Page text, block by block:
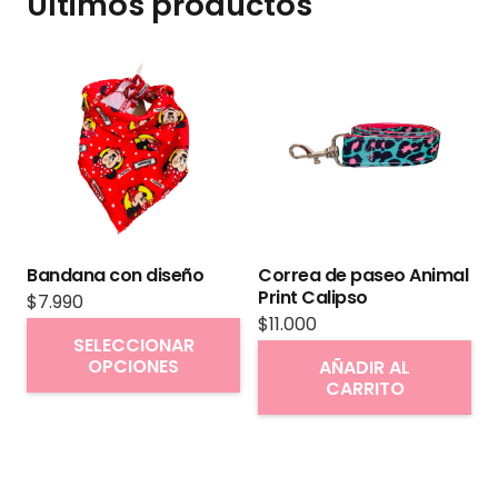
Bandana con diseño
$7.990
SELECCIONAR
OPCIONES
Este
producto
tiene
Correa de paseo Animal
Print Calipso
$11.000
AÑADIR AL
CARRITO